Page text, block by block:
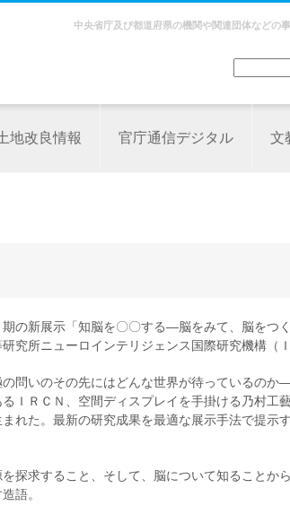
中央省庁及び都道府県の機関や関連団体などの
地改良情報 官庁通信デジタル 文
の新展示「知脳を〇〇する―脳をみて、脳をつ
究所ニューロインテリジェンス国際研究機構（Ｉ
問いのその先にはどんな世界が待っているのか
ＩＲＣＮ、空間ディスプレイを手掛ける乃村工
れた。最新の研究成果を最適な展示手法で提示
探求すること、そして、脳について知ることか
語。